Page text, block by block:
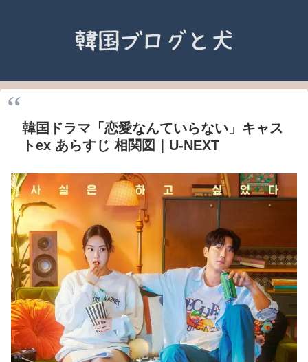
韓国ドラマ「恋愛なんていらない」キャス
トex あらすじ 相関図｜U-NEXT